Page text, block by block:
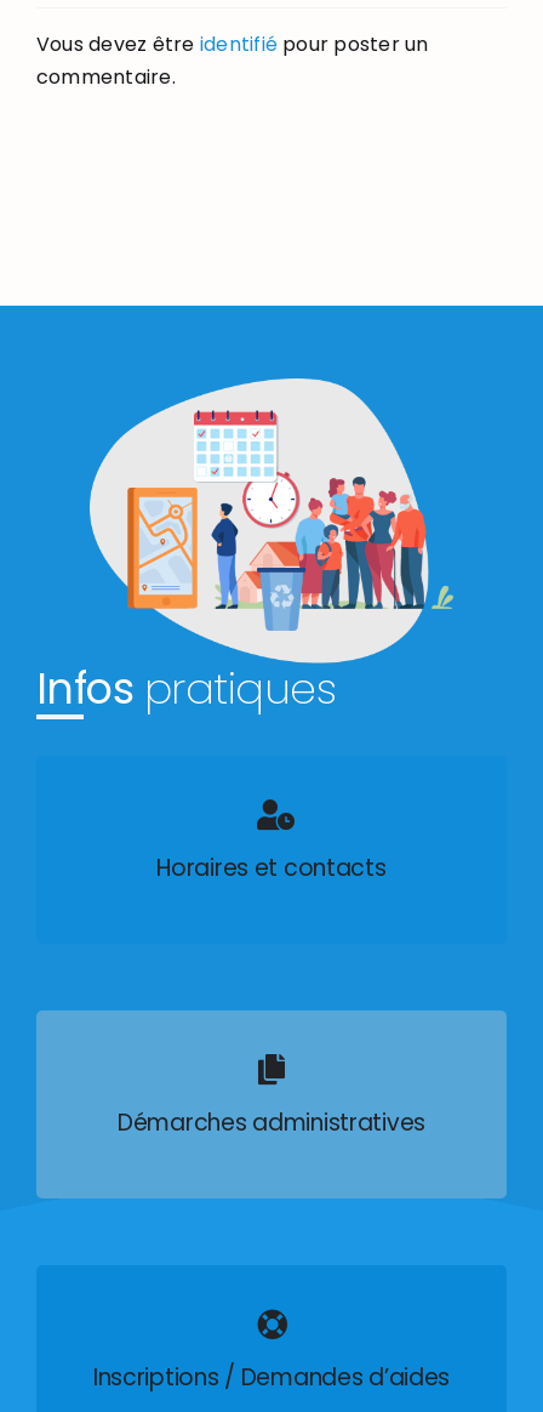
Vous devez être identifié pour poster un
commentaire.
Infos pratiques
Horaires et contacts
Démarches administratives
Inscriptions / Demandes d’aides